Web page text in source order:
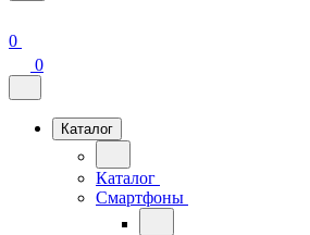
0
0
Каталог
Каталог
Смартфоны